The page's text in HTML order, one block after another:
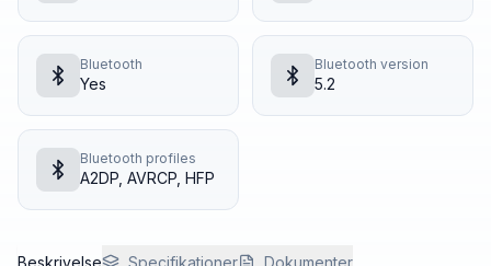
Bluetooth
Yes
Bluetooth version
5.2
Bluetooth profiles
A2DP, AVRCP, HFP
Beskrivelse Specifikationer Dokumenter